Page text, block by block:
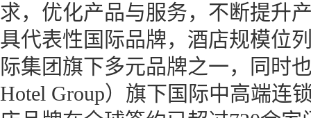
求，优化产品与服务，不断提升
具代表性国际品牌，酒店规模位
际集团旗下多元品牌之一，同时
Hotel Group）旗下国际中高端连